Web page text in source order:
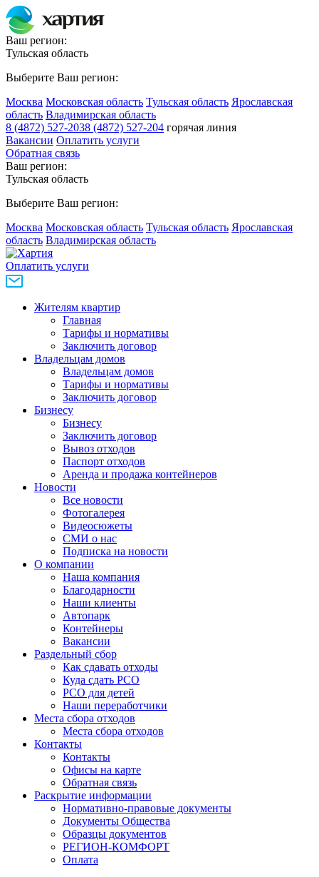
Ваш регион:
Тульская область
Выберите Ваш регион:
Москва Московская область Тульская область Ярославская
область Владимирская область
8 (4872) 527-2038 (4872) 527-204 горячая линия
Вакансии Оплатить услуги
Обратная связь
Ваш регион:
Тульская область
Выберите Ваш регион:
Москва Московская область Тульская область Ярославская
область Владимирская область
Оплатить услуги
Жителям квартир
Главная
Тарифы и нормативы
Заключить договор
Владельцам домов
Владельцам домов
Тарифы и нормативы
Заключить договор
Бизнесу
Бизнесу
Заключить договор
Вывоз отходов
Паспорт отходов
Аренда и продажа контейнеров
Новости
Все новости
Фотогалерея
Видеосюжеты
СМИ о нас
Подписка на новости
О компании
Наша компания
Благодарности
Наши клиенты
Автопарк
Контейнеры
Вакансии
Раздельный сбор
Как сдавать отходы
Куда сдать РСО
РСО для детей
Наши переработчики
Места сбора отходов
Места сбора отходов
Контакты
Контакты
Офисы на карте
Обратная связь
Раскрытие информации
Нормативно-правовые документы
Документы Общества
Образцы документов
РЕГИОН-КОМФОРТ
Оплата